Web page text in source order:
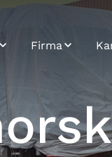
Firma
Profil
Historia